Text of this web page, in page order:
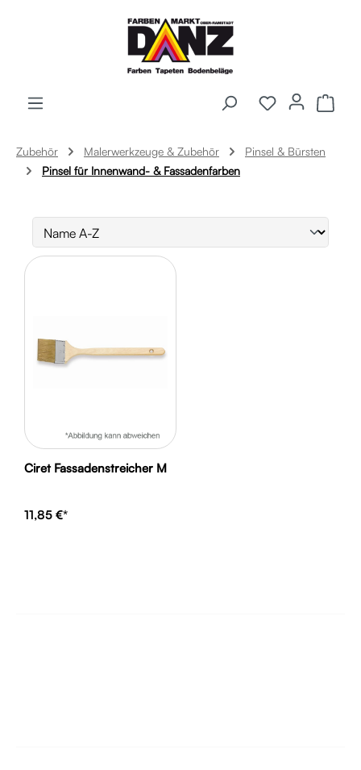
Zum Hauptinhalt springen
Zubehör Malerwerkzeuge & Zubehör
Pinsel & Bürsten
Pinsel für Innenwand- & Fassadenfarben
Ciret Fassadenstreicher M
11,85 €*